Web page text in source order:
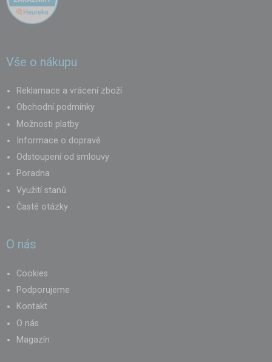
Vše o nákupu
Reklamace a vrácení zboží
Obchodní podmínky
Možnosti platby
Informace o dopravě
Odstoupení od smlouvy
Poradna
Využití stanů
Časté otázky
O nás
Cookies
Podporujeme
Kontakt
O nás
Magazín